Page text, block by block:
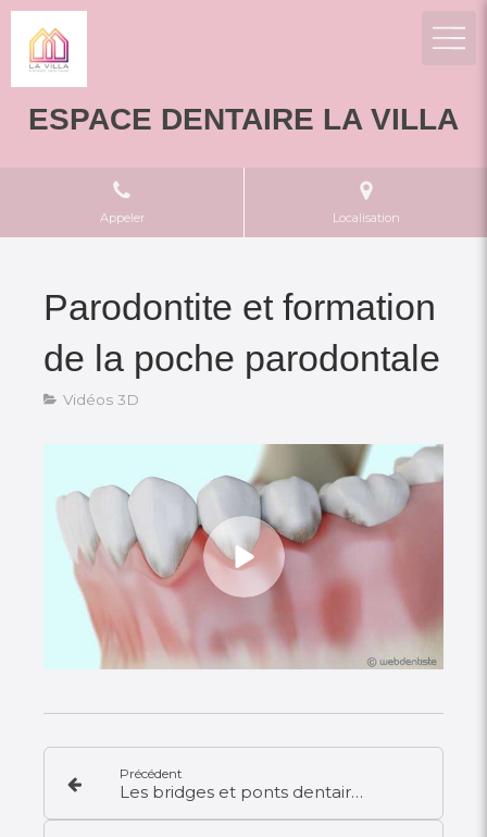
ESPACE DENTAIRE LA VILLA
Appeler Localisation
Parodontite et formation
de la poche parodontale
Vidéos 3D
Précédent
Les bridges et ponts dentaires